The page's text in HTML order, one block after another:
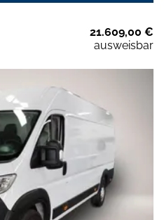
21.609,00 €
ausweisbar